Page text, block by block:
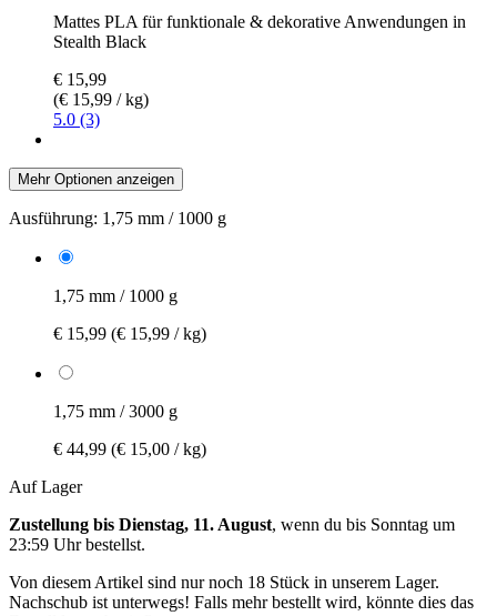
Mattes PLA für funktionale & dekorative Anwendungen in
Stealth Black
€ 15,99
(€ 15,99 / kg)
5.0 (3)
Mehr Optionen anzeigen
Ausführung: 1,75 mm / 1000 g
1,75 mm / 1000 g
€ 15,99 (€ 15,99 / kg)
1,75 mm / 3000 g
€ 44,99 (€ 15,00 / kg)
Auf Lager
Zustellung bis Dienstag, 11. August, wenn du bis Sonntag um
23:59 Uhrbestellst.
Von diesem Artikel sind nur noch 18 Stück in unserem Lager.
Nachschub ist unterwegs! Falls mehr bestellt wird, könnte dies das